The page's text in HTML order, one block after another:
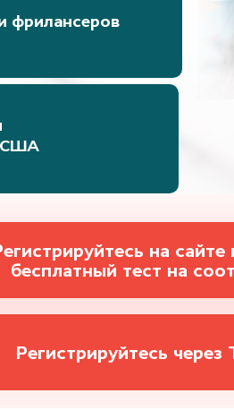
фрилансеров
США
на
бесплатный тест на
Регистрируйтесь через